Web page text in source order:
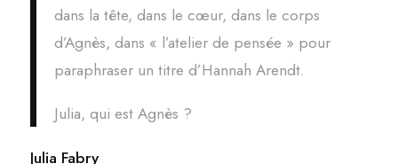
dans la tête, dans le cœur, dans le corps
d’Agnès, dans « l’atelier de pensée » pour
paraphraser un titre d’Hannah Arendt.
Julia, qui est Agnès ?
Julia Fabry